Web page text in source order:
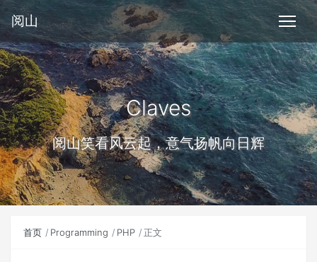
阅山
Claves
阅山笑看风云起，意气扬帆向日辉
首页 Programming PHP 正文